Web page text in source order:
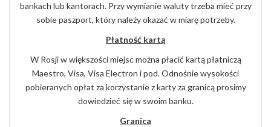
bankach lub kantorach. Przy wymianie waluty trzeba mieć przy
sobie paszport, który należy okazać w miarę potrzeby.
Płatność kartą
W Rosji w większości miejsc można płacić kartą płatniczą
Maestro, Visa, Visa Electron i pod.Odnośnie wysokości
pobieranych opłat za korzystanie z karty za granicą prosimy
dowiedzieć sięw swoim banku.
Granica